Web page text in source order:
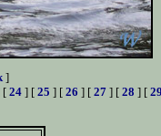
]
[24] [ 25 ] [ 26 ] [ 27] [ 28 ] [ 29